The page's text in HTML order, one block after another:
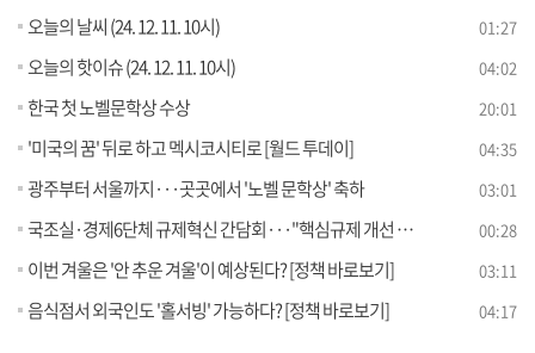
오늘의 날씨 (24. 12. 11. 10시) 01:27
오늘의 핫이슈 (24. 12. 11. 10시) 04:02
한국 첫 노벨문학상 수상 20:01
'미국의 꿈' 뒤로 하고 멕시코시티로 [월드 투데이] 04:35
광주부터 서울까지···곳곳에서 '노벨 문학상' 축하 03:01
국조실·경제6단체 규제혁신 간담회···"핵심규제 개선 강화" 00:28
이번 겨울은 '안 추운 겨울'이 예상된다? [정책 바로보기] 03:11
음식점서 외국인도 '홀서빙' 가능하다? [정책 바로보기] 04:17